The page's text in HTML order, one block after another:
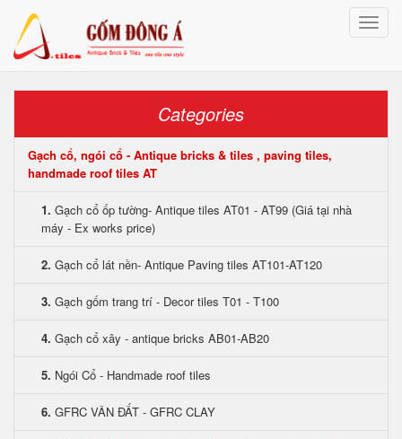
Toggle
Categories
Gạch cổ, ngói cổ - Antique bricks & tiles , paving tiles,
handmade roof tiles AT
1. Gạch cổ ốp tường- Antique tiles AT01 - AT99 (Giá tại nhà
máy - Ex works price)
2. Gạch cổ lát nền- Antique Paving tiles AT101-AT120
3. Gạch gốm trang trí - Decor tiles T01 - T100
4. Gạch cổ xây - antique bricks AB01-AB20
5. Ngói Cổ - Handmade roof tiles
6. GFRC VÂN ĐẤT - GFRC CLAY